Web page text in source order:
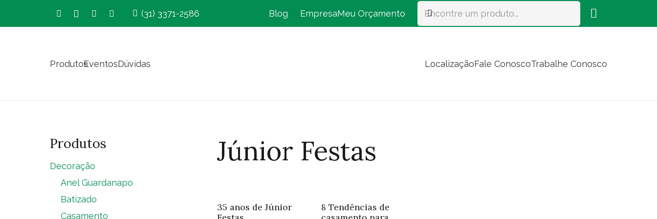
(31) 3371-2586 Blog EmpresaMeu Orçamento
ProdutosEventosDúvidas LocalizaçãoFale ConoscoTrabalhe Conosco
Júnior Festas
35 anos de Júnior
8 Tendências de
Produtos
Decoração
Anel Guardanapo
Batizado
Casamento